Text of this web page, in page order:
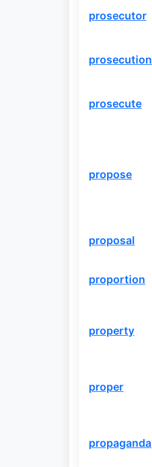
prosecutor
prosecution
prosecute
propose
proposal
proportion
property
proper
propaganda